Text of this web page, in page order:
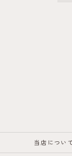
当店について